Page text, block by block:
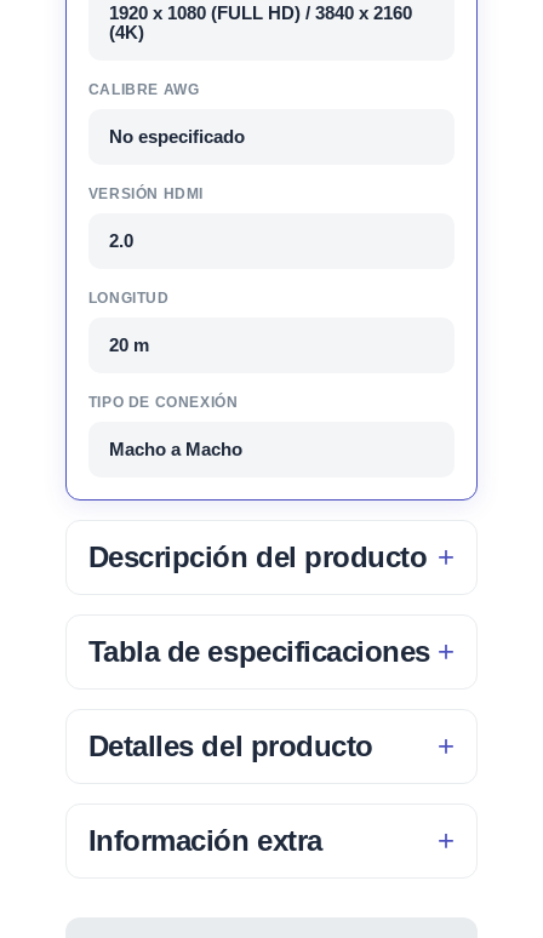
1920 x 1080 (FULL HD) / 3840 x 2160
(4K)
CALIBRE AWG
No especificado
VERSIÓN HDMI
2.0
LONGITUD
20 m
TIPO DE CONEXIÓN
Macho a Macho
Descripción del producto
Tabla de especificaciones
Detalles del producto
Información extra